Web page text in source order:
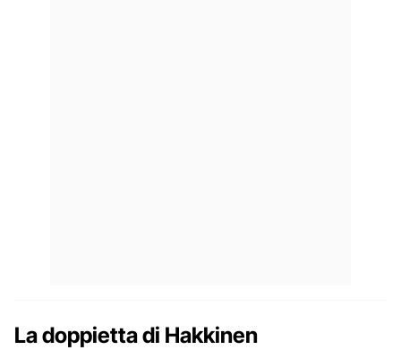
La doppietta di Hakkinen